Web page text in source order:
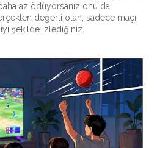
az ödüyorsanız onu da
değerli olan, sadece maçı
şekilde izlediğiniz.